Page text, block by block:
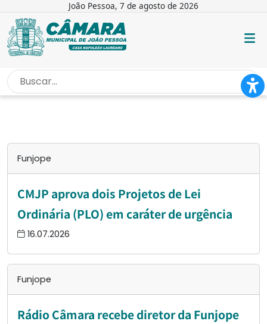
João Pessoa, 7 de agosto de 2026
INÍCIO /
Funjope
CMJP aprova dois Projetos de Lei
Ordinária (PLO) em caráter de urgência
16.07.2026
Funjope
Rádio Câmara recebe diretor da Funjope